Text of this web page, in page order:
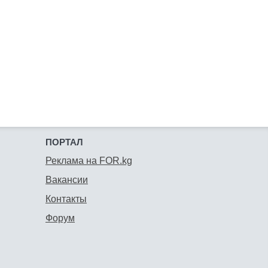
ПОРТАЛ
Реклама на FOR.kg
Вакансии
Контакты
Форум